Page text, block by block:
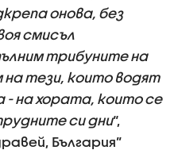
онова, без
смисъл
трибуните на
на тези, които водят
на хората, които се
си дни“,
България”